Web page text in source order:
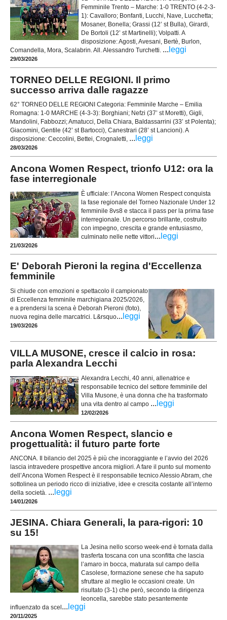
Femminile Trento – Marche: 1-0 TRENTO (4-2-3-
1): Cavalloro; Bonfanti, Lucchi, Nave, Lucchetta;
Mosaner, Bonella; Grassi (12’ st Bulla), Girardi,
De Bortoli (12’ st Martinelli); Volpatti. A
disposizione: Agosti, Avesani, Bertè, Burlon,
Comandella, Mora, Scalabrin. All. Alessandro Turchetti. ... leggi
29/03/2026
TORNEO DELLE REGIONI. Il primo
successo arriva dalle ragazze
62° TORNEO DELLE REGIONI Categoria: Femminile Marche – Emilia
Romagna: 1-0 MARCHE (4-3-3): Borghiani; Nefzi (37’ st Moretti), Gigli,
Mandolini, Fabbozzi; Amatucci, Della Chiara, Baldassarrini (33’ st Polenta);
Giacomini, Gentile (42’ st Bartocci), Canestrari (28’ st Lancioni). A
disposizione: Ceccolini, Bettei, Crognaletti, ... leggi
28/03/2026
Ancona Women Respect, trionfo U12: ora la
fase interregionale
È ufficiale: l’Ancona Women Respect conquista
la fase regionale del Torneo Nazionale Under 12
femminile 8vs8 e stacca il pass per la prima fase
interregionale. Un percorso brillante, costruito
con impegno, crescita e grande entusiasmo,
culminato nelle nette vittori... leggi
21/03/2026
E' Deborah Pieroni la regina d'Eccellenza
femminile
Si chiude con emozioni e spettacolo il campionato
di Eccellenza femminile marchigiana 2025/2026,
e a prendersi la scena è Deborah Pieroni (foto),
nuova regina delle marcatrici. L&rsquo... leggi
19/03/2026
VILLA MUSONE, cresce il calcio in rosa:
parla Alexandra Lecchi
Alexandra Lecchi, 40 anni, allenatrice e
responsabile tecnico del settore femminile del
Villa Musone, è una donna che ha trasformato
una vita dentro al campo ... leggi
12/02/2026
Ancona Women Respect, slancio e
progettualità: il futuro parte forte
ANCONA. Il bilancio del 2025 è più che incoraggiante e l’avvio del 2026
lascia intravedere prospettive ancora migliori. A fare il punto sul momento
dell’Ancona Women Respect è il responsabile tecnico Alessio Abram, che
sottolinea un periodo ricco di iniziative, idee e crescita costante all’interno
della società. ... leggi
14/01/2026
JESINA. Chiara Generali, la para-rigori: 10
su 15!
La Jesina nello scorso week-end è tornata dalla
trasferta toscana con una sconfitta che lascia
l’amaro in bocca, maturata sul campo della
Casolese, formazione senese che ha saputo
sfruttare al meglio le occasioni create. Un
risultato (3-1) che però, secondo la dirigenza
leoncella, sarebbe stato pesantemente
influenzato da scel ... leggi
20/11/2025